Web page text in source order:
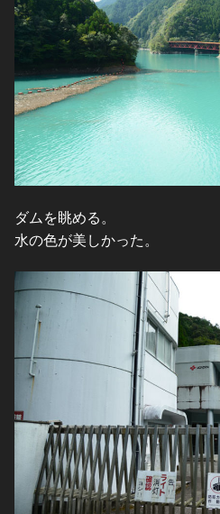
ダムを眺める。
水の色が美しかった。